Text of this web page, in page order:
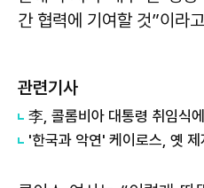
간 협력에 기여할 것”이라
관련기사
李, 콜롬비아 대통령 취임식